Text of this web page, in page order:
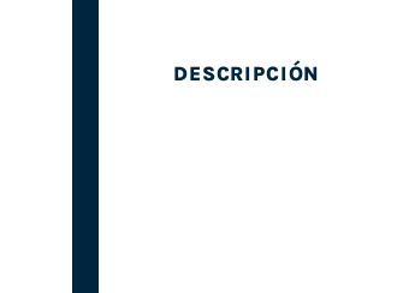
DESCRIPCIÓN